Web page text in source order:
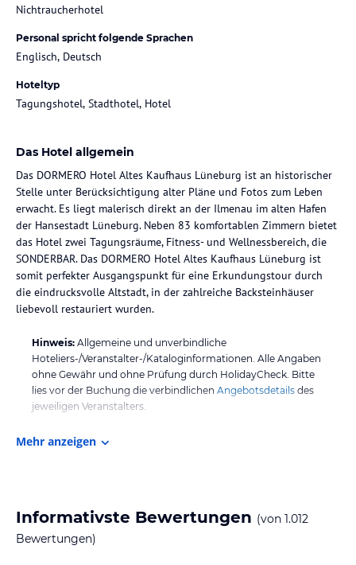
Nichtraucherhotel
Personal spricht folgende Sprachen
Englisch, Deutsch
Hoteltyp
Tagungshotel, Stadthotel, Hotel
Das Hotel allgemein
Das DORMERO Hotel Altes Kaufhaus Lüneburg ist an historischer
Stelle unter Berücksichtigung alter Pläne und Fotos zum Leben
erwacht. Es liegt malerisch direkt an der Ilmenau im alten Hafen
der Hansestadt Lüneburg. Neben 83 komfortablen Zimmern bietet
das Hotel zwei Tagungsräume, Fitness- und Wellnessbereich, die
SONDERBAR. Das DORMERO Hotel Altes Kaufhaus Lüneburg ist
somit perfekter Ausgangspunkt für eine Erkundungstour durch
die eindrucksvolle Altstadt, in der zahlreiche Backsteinhäuser
liebevoll restauriert wurden.
Hinweis: Allgemeine und unverbindliche
Hoteliers-/Veranstalter-/Kataloginformationen. Alle Angaben
ohne Gewähr und ohne Prüfung durch HolidayCheck. Bitte
lies vor der Buchung die verbindlichen Angebotsdetails des
jeweiligen Veranstalters.
Mehr anzeigen
Informativste Bewertungen (von 1.012
Bewertungen)